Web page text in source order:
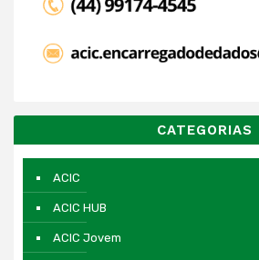
CATEGORIAS
ACIC
ACIC HUB
ACIC Jovem